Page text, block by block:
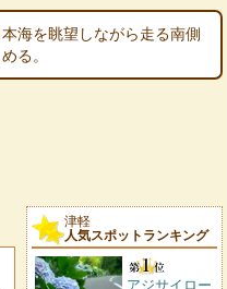
海を眺望しながら走る南側
る。
津軽
人気スポットランキング
アジサイロー